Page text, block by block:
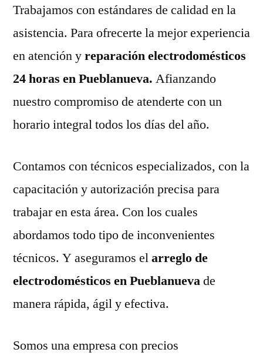
Trabajamos con estándares de calidad en la
asistencia. Para ofrecerte la mejor experiencia
en atención yreparación electrodomésticos
24 horas en Pueblanueva. Afianzando
nuestro compromiso de atenderte con un
horario integral todos los días del año.
Contamos con técnicos especializados, con la
capacitación y autorización precisa para
trabajar en esta área. Con los cuales
abordamos todo tipo de inconvenientes
técnicos. Y aseguramos elarreglo de
electrodomésticos en Pueblanuevade
manera rápida, ágil y efectiva.
Somos una empresa con precios